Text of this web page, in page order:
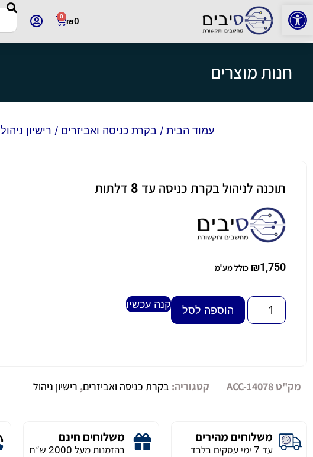
פתח סרגל נגישות ₪0
0
חנות מוצרים
עמוד הבית / בקרת כניסה ואביזרים / רישיון ניהול
תוכנה לניהול בקרת כניסה עד 8 דלתות
₪1,750 כולל מע"מ
הוספה לסל קנה עכשיו
מק"ט ACC-14078 קטגוריה: בקרת כניסה ואביזרים, רישיון ניהול
משלוחים מהירים
עד 7 ימי עסקים בלבד
משלוחים חינם
בהזמנות מעל 2000 ש״ח